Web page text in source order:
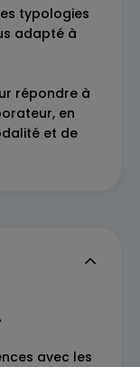
typologies
adapté à
répondre à
en
et de
avec les